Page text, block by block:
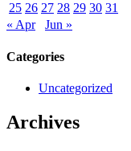
25 26 27 28 29 30 31
« Apr
Jun »
Categories
Uncategorized
Archives